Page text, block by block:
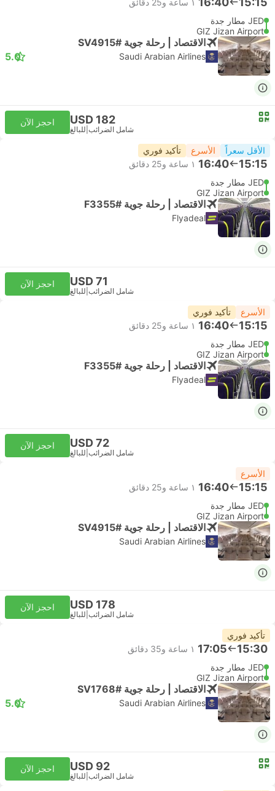
JED مطار جدة
GIZ Jizan Airport
الاقتصاد | رحلة جوية #SV4915
Saudi Arabian Airlines
5.0
USD 182
شامل الضرائب للبالغ
احجز الآن
الأقل سعراً الأسرع تأكيد فوري
15:15
16:40 ١ ساعة و‫25 دقائق
JED مطار جدة
GIZ Jizan Airport
الاقتصاد | رحلة جوية #F3355
Flyadeal
USD 71
شامل الضرائب للبالغ
احجز الآن
الأسرع تأكيد فوري
15:15
16:40 ١ ساعة و‫25 دقائق
JED مطار جدة
GIZ Jizan Airport
الاقتصاد | رحلة جوية #F3355
Flyadeal
USD 72
شامل الضرائب للبالغ
احجز الآن
الأسرع
15:15
16:40 ١ ساعة و‫25 دقائق
JED مطار جدة
GIZ Jizan Airport
الاقتصاد | رحلة جوية #SV4915
Saudi Arabian Airlines
USD 178
شامل الضرائب للبالغ
احجز الآن
تأكيد فوري
15:30
17:05 ١ ساعة و‫35 دقائق
JED مطار جدة
GIZ Jizan Airport
الاقتصاد | رحلة جوية #SV1768
Saudi Arabian Airlines
5.0
USD 92
شامل الضرائب للبالغ
احجز الآن